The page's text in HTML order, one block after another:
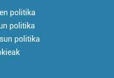
politika
politika
politika